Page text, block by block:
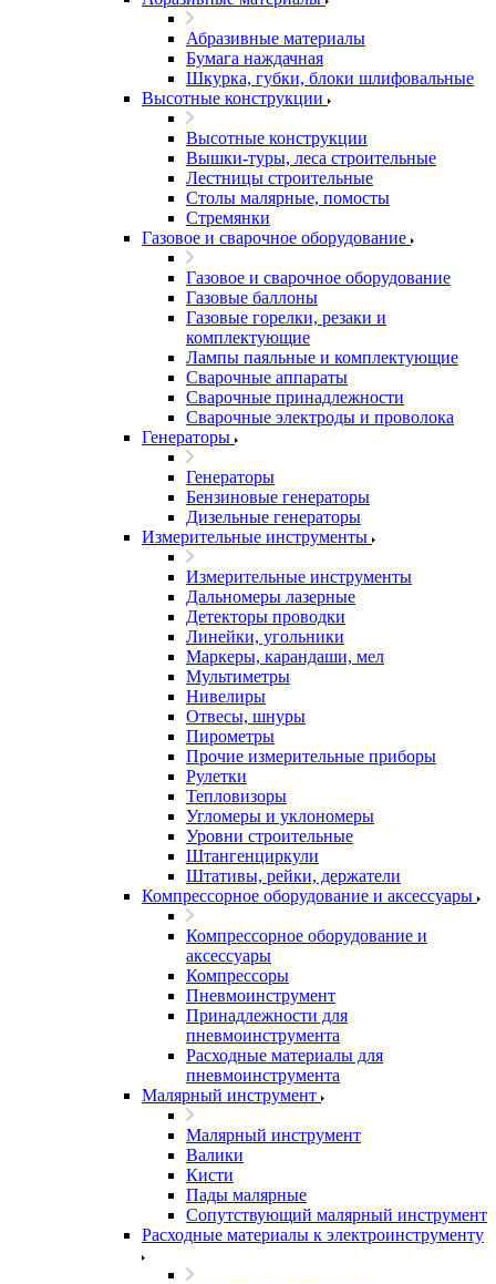
Абразивные материалы
Бумага наждачная
Шкурка, губки, блоки шлифовальные
Высотные конструкции
Высотные конструкции
Вышки-туры, леса строительные
Лестницы строительные
Столы малярные, помосты
Стремянки
Газовое и сварочное оборудование
Газовое и сварочное оборудование
Газовые баллоны
Газовые горелки, резаки и
комплектующие
Лампы паяльные и комплектующие
Сварочные аппараты
Сварочные принадлежности
Сварочные электроды и проволока
Генераторы
Генераторы
Бензиновые генераторы
Дизельные генераторы
Измерительные инструменты
Измерительные инструменты
Дальномеры лазерные
Детекторы проводки
Линейки, угольники
Маркеры, карандаши, мел
Мультиметры
Нивелиры
Отвесы, шнуры
Пирометры
Прочие измерительные приборы
Рулетки
Тепловизоры
Угломеры и уклономеры
Уровни строительные
Штангенциркули
Штативы, рейки, держатели
Компрессорное оборудование и аксессуары
Компрессорное оборудование и
аксессуары
Компрессоры
Пневмоинструмент
Принадлежности для
пневмоинструмента
Расходные материалы для
пневмоинструмента
Малярный инструмент
Малярный инструмент
Валики
Кисти
Пады малярные
Сопутствующий малярный инструмент
Расходные материалы к электроинструменту